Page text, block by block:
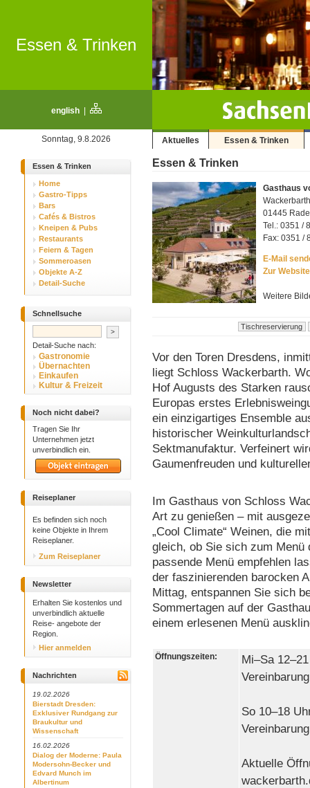
Essen & Trinken
english|
Sonntag, 9.8.2026 Aktuelles Essen & Trinken
Essen & Trinken
Home
Gastro-Tipps
Bars
Cafés & Bistros
Kneipen & Pubs
Restaurants
Feiern & Tagen
Sommeroasen
Objekte A-Z
Detail-Suche
Schnellsuche
Detail-Suche nach:
Gastronomie
Übernachten
Einkaufen
Kultur & Freizeit
Noch nicht dabei?
Tragen Sie Ihr
Unternehmen jetzt
unverbindlich ein.
Reiseplaner
Es befinden sich noch
keine Objekte in Ihrem
Reiseplaner.
Zum Reiseplaner
Newsletter
Erhalten Sie kostenlos und
unverbindlich aktuelle
Reise- angebote der
Region.
Hier anmelden
Nachrichten
19.02.2026
Bierstadt Dresden:
Exklusiver Rundgang zur
Braukultur und
Wissenschaft
16.02.2026
Dialog der Moderne: Paula
Modersohn-Becker und
Edvard Munch im
Albertinum
Essen & Trinken
Gasthaus
01445
Tel.: 0351 /
Fax: 0351 /
E-Mail
Zur Website
Weitere
Vor den Toren Dresdens,
liegt Schloss Wackerbarth.
Hof Augusts des Starken
Europas erstes
ein einzigartiges Ensemble
historischer
Sektmanufaktur. Verfeinert
Gaumenfreuden und
Im Gasthaus von Schloss
Art zu genießen – mit
„Cool Climate“ Weinen, die
gleich, ob Sie sich zum Menü
passende Menü empfehlen
der faszinierenden barocken
Mittag, entspannen Sie sich
Sommertagen auf der
einem erlesenen Menü
Öffnungszeiten:
Mi–Sa
Vereinbarung
So 10–18
Vereinbarung
Aktuelle